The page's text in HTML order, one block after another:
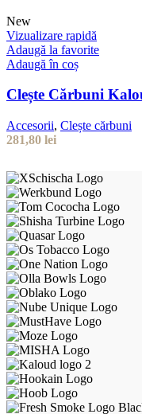
New
Vizualizare rapidă
Adaugă la favorite
Adaugă în coș
Clește Cărbuni
Accesorii, Clește cărbuni
281,80 lei